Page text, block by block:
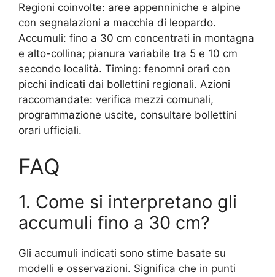
Regioni coinvolte: aree appenniniche e alpine
con segnalazioni a macchia di leopardo.
Accumuli: fino a 30 cm concentrati in montagna
e alto-collina; pianura variabile tra 5 e 10 cm
secondo località. Timing: fenomni orari con
picchi indicati dai bollettini regionali. Azioni
raccomandate: verifica mezzi comunali,
programmazione uscite, consultare bollettini
orari ufficiali.
FAQ
1. Come si interpretano gli
accumuli fino a 30 cm?
Gli accumuli indicati sono stime basate su
modelli e osservazioni. Significa che in punti